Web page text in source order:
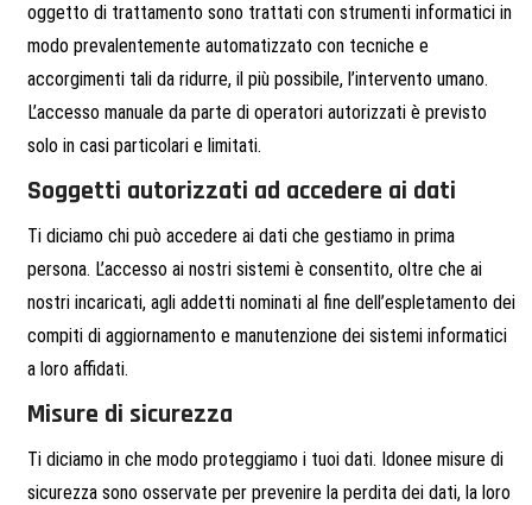
oggetto di trattamento sono trattati con strumenti informatici in
modo prevalentemente automatizzato con tecniche e
accorgimenti tali da ridurre, il più possibile, l’intervento umano.
L’accesso manuale da parte di operatori autorizzati è previsto
solo in casi particolari e limitati.
Soggetti autorizzati ad accedere ai dati
Ti diciamo chi può accedere ai dati che gestiamo in prima
persona. L’accesso ai nostri sistemi è consentito, oltre che ai
nostri incaricati, agli addetti nominati al fine dell’espletamento dei
compiti di aggiornamento e manutenzione dei sistemi informatici
a loro affidati.
Misure di sicurezza
Ti diciamo in che modo proteggiamo i tuoi dati. Idonee misure di
sicurezza sono osservate per prevenire la perdita dei dati, la loro